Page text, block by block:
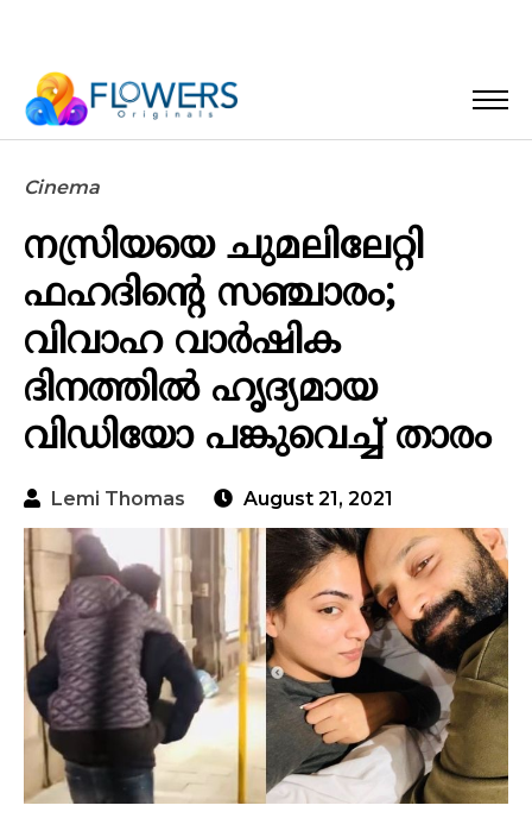
Cinema
നസ്രിയയെ ചുമലിലേറ്റി
ഫഹദിന്റെ സഞ്ചാരം;
വിവാഹ വാര്‍ഷിക
ദിനത്തില്‍ ഹൃദ്യമായ
വിഡിയോ പങ്കുവെച്ച് താരം
Lemi Thomas August 21, 2021